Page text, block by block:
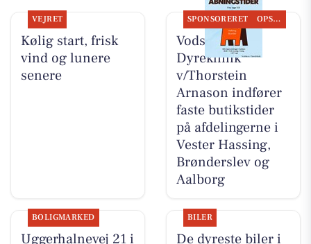
VEJRET
Kølig start, frisk
vind og lunere
senere
SPONSORERET OPSLAGSTAVLEN
Vodskov
Dyreklinik
v/Thorstein
Arnason indfører
faste butikstider
på afdelingerne i
Vester Hassing,
Brønderslev og
Aalborg
BOLIGMARKED
Uggerhalnevej 21 i
BILER
De dyreste biler i